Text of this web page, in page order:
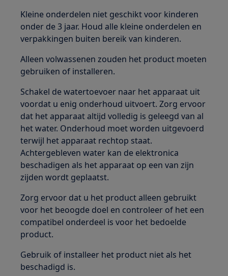
Kleine onderdelen niet geschikt voor kinderen
onder de 3 jaar. Houd alle kleine onderdelen en
verpakkingen buiten bereik van kinderen.
Alleen volwassenen zouden het product moeten
gebruiken of installeren.
Schakel de watertoevoer naar het apparaat uit
voordat u enig onderhoud uitvoert. Zorg ervoor
dat het apparaat altijd volledig is geleegd van al
het water. Onderhoud moet worden uitgevoerd
terwijl het apparaat rechtop staat.
Achtergebleven water kan de elektronica
beschadigen als het apparaat op een van zijn
zijden wordt geplaatst.
Zorg ervoor dat u het product alleen gebruikt
voor het beoogde doel en controleer of het een
compatibel onderdeel is voor het bedoelde
product.
Gebruik of installeer het product niet als het
beschadigd is.